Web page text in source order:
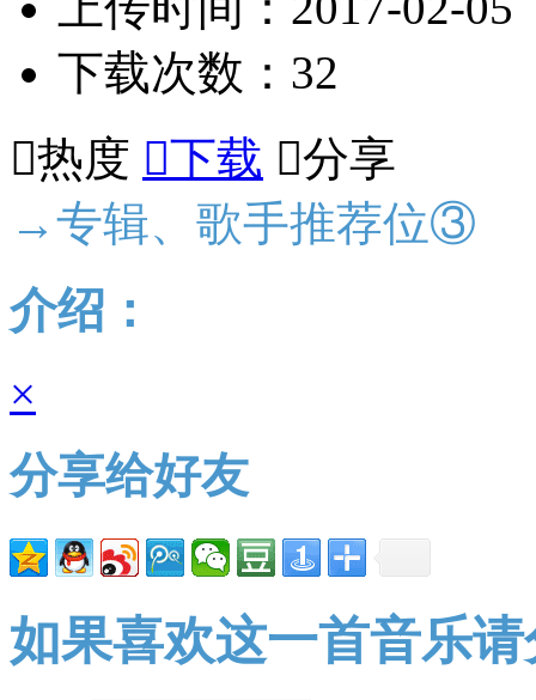
下载次数：32
热度 下载 分享
→专辑、歌手推荐位③
介绍：
×
分享给好友
如果喜欢这一首音乐